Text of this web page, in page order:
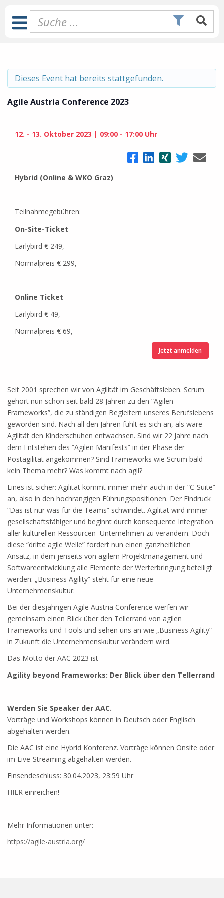
Inhalt
springen
Toggle
Navigation
Dieses Event hat bereits stattgefunden.
Agile Austria Conference 2023
12. - 13. Oktober 2023 09:00 - 17:00 Uhr
Hybrid (Online & WKO Graz)
Teilnahmegebühren:
On-Site-Ticket
Earlybird € 249,-
Normalpreis € 299,-
Online Ticket
Earlybird € 49,-
Normalpreis € 69,-
Jetzt anmelden
Seit 2001 sprechen wir von Agilität im Geschäftsleben. Scrum
gehört nun schon seit bald 28 Jahren zu den “Agilen
Frameworks”, die zu ständigen Begleitern unseres Berufslebens
geworden sind. Nach all den Jahren fühlt es sich an, als wäre
Agilität den Kinderschuhen entwachsen. Sind wir 22 Jahre nach
dem Entstehen des “Agilen Manifests” in der Phase der
Postagilität angekommen? Sind Frameworks wie Scrum bald
kein Thema mehr? Was kommt nach agil?
Eines ist sicher: Agilität kommt immer mehr auch in der “C-Suite”
an, also in den hochrangigen Führungspositionen. Der Eindruck
“Das ist nur was für die Teams” schwindet. Agilität wird immer
gesellschaftsfähiger und beginnt durch konsequente Integration
aller kulturellen Ressourcen Unternehmen zu verändern. Doch
diese “dritte agile Welle” fordert nun einen ganzheitlichen
Ansatz, in dem jenseits von agilem Projektmanagement und
Softwareentwicklung alle Elemente der Werterbringung beteiligt
werden: „Business Agility“ steht für eine neue
Unternehmenskultur.
Bei der diesjährigen Agile Austria Conference werfen wir
gemeinsam einen Blick über den Tellerrand von agilen
Frameworks und Tools und sehen uns an wie „Business Agility“
in Zukunft die Unternehmenskultur verändern wird.
Das Motto der AAC 2023 ist
Agility beyond Frameworks: Der Blick über den Tellerrand
Werden Sie Speaker der AAC.
Vorträge und Workshops können in Deutsch oder Englisch
abgehalten werden.
Die AAC ist eine Hybrid Konferenz. Vorträge können Onsite oder
im Live-Streaming abgehalten werden.
Einsendeschluss: 30.04.2023, 23:59 Uhr
HIER einreichen!
Mehr Informationen unter:
https://agile-austria.org/